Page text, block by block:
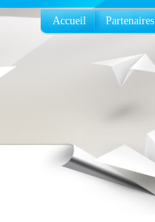
Accueil Partenaires